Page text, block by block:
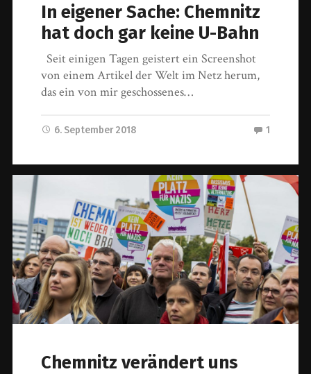
In eigener Sache: Chemnitz
hat doch gar keine U-Bahn
Seit einigen Tagen geistert ein Screenshot
von einem Artikel der Welt im Netz herum,
das ein von mir geschossenes…
6. September 2018 1
Chemnitz verändert uns